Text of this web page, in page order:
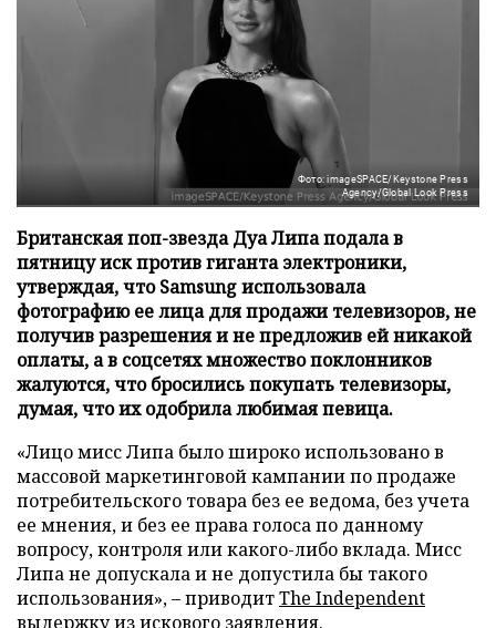
Фото: imageSPACE/Keystone Press
Agency/Global Look Press
Британская поп-звезда Дуа Липа подала в
пятницу иск против гиганта электроники,
утверждая, что Samsung использовала
фотографию ее лица для продажи телевизоров, не
получив разрешения и не предложив ей никакой
оплаты, а в соцсетях множество поклонников
жалуются, что бросились покупать телевизоры,
думая, что их одобрила любимая певица.
«Лицо мисс Липа было широко использовано в
массовой маркетинговой кампании по продаже
потребительского товара без ее ведома, без учета
ее мнения, и без ее права голоса по данному
вопросу, контроля или какого-либо вклада. Мисс
Липа не допускала и не допустила бы такого
использования», – приводитThe Independent
выдержку из искового заявления.